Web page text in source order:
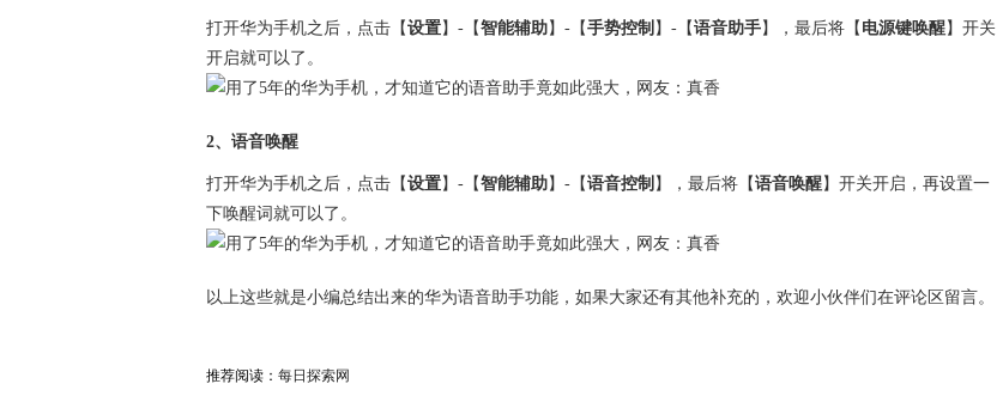
打开华为手机之后，点击【设置】-【智能辅助】-【手势控制 】-【语音助手】，最后将【 电源键唤醒】开关
开启就可以了。
2、语音唤醒
打开华为手机之后，点击【设置】-【智能辅助】-【语音控制 】，最后将【语音唤醒】开关开启，再设置一
下唤醒词就可以了。
以上这些就是小编总结出来的华为语音助手功能，如果大家还有其他补充的，欢迎小伙伴们在评论区留言。
推荐阅读： 每日探索网